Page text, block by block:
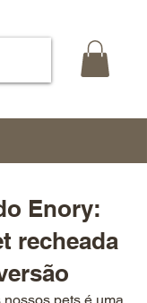
Enory:
recheada
pets é uma